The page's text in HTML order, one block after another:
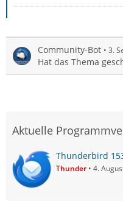
Community-Bot 3.
Hat das Thema
Aktuelle
Thunderbird
Thunder 4.